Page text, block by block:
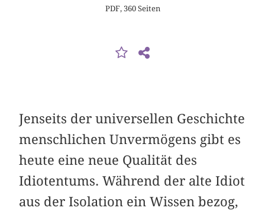
PDF, 360 Seiten
Jenseits der universellen Geschichte
menschlichen Unvermögens gibt es
heute eine neue Qualität des
Idiotentums. Während der alte Idiot
aus der Isolation ein Wissen bezog,